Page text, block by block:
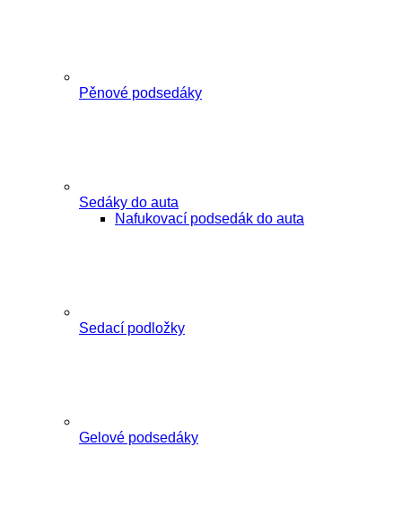
Pěnové podsedáky
Sedáky do auta
Nafukovací podsedák do auta
Sedací podložky
Gelové podsedáky